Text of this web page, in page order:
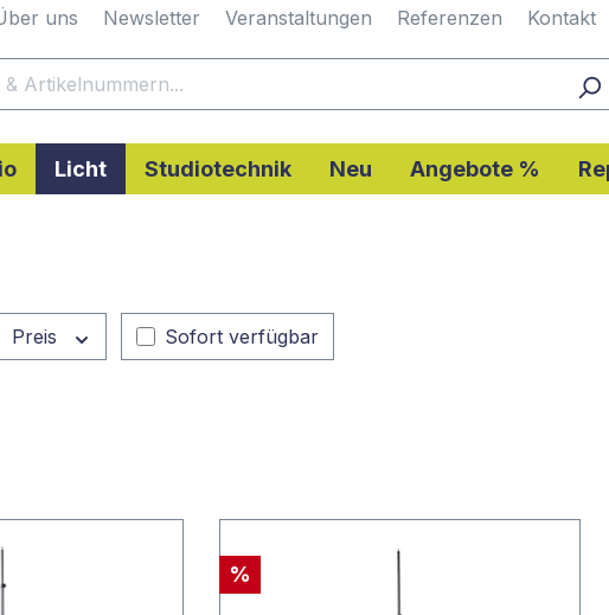
uns Newsletter Veranstaltungen Referenzen Kontakt
Licht Studiotechnik Neu Angebote %
Preis Sofort verfügbar
%